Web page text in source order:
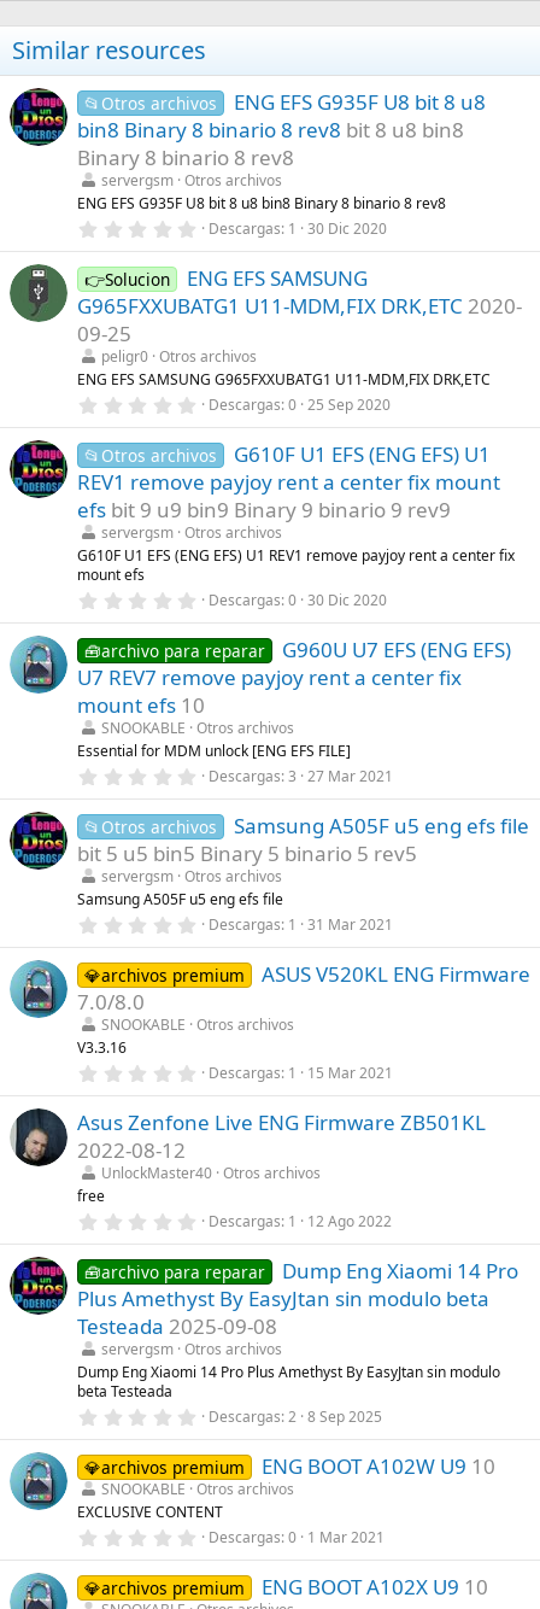
Similar resources
📂Otros archivos
ENG EFS G935F U8 bit 8 u8
bin8 Binary 8 binario 8 rev8 bit 8 u8 bin8
Binary 8 binario 8 rev8
servergsm Otros archivos
ENG EFS G935F U8 bit 8 u8 bin8 Binary 8 binario 8 rev8
0
0
e
s
e
l
a
(
s
)
Descargas 1 30 Dic 2020
👉Solucion
ENG EFS SAMSUNG
G965FXXUBATG1 U11-MDM,FIX DRK,ETC 2020-
09-25
peligr0 Otros archivos
ENG EFS SAMSUNG G965FXXUBATG1 U11-MDM,FIX DRK,ETC
0
0
e
s
t
r
e
l
s
)
Descargas 0 25 Sep 2020
📂Otros archivos
G610F U1 EFS (ENG EFS) U1
REV1 remove payjoy rent a center fix mount
efs bit 9 u9 bin9 Binary 9 binario 9 rev9
servergsm Otros archivos
G610F U1 EFS (ENG EFS) U1 REV1 remove payjoy rent a center fix
mount efs
0
0
e
s
t
r
e
l
a
(
s
)
Descargas 0 30 Dic 2020
🧰archivo para reparar
G960U U7 EFS (ENG EFS)
U7 REV7 remove payjoy rent a center fix
mount efs 10
SNOOKABLE
Otros archivos
Essential for MDM unlock [ENG EFS FILE]
0
0
e
s
t
r
e
l
a
(
s
Descargas 3 27 Mar 2021
📂Otros archivos
Samsung A505F u5 eng efs file
bit 5 u5 bin5 Binary 5 binario 5 rev5
servergsm Otros archivos
Samsung A505F u5 eng efs file
0
0
e
t
l
(
Descargas 1 31 Mar 2021
💎archivos premium
ASUS V520KL ENG Firmware
7.0/8.0
SNOOKABLE
Otros archivos
V3.3.16
0
0
t
l
a
(
s
)
Descargas 1 15 Mar 2021
Asus Zenfone Live ENG Firmware ZB501KL
2022-08-12
UnlockMaster40 Otros archivos
free
0
0
e
s
t
r
e
s
)
Descargas 1 12 Ago 2022
🧰archivo para reparar
Dump Eng Xiaomi 14 Pro
Plus Amethyst By EasyJtan sin modulo beta
Testeada 2025-09-08
servergsm Otros archivos
Dump Eng Xiaomi 14 Pro Plus Amethyst By EasyJtan sin modulo
beta Testeada
0
0
e
s
t
r
l
l
a
Descargas 2 8 Sep 2025
💎archivos premium ENG BOOT A102W U9 10
SNOOKABLE
Otros archivos
EXCLUSIVE CONTENT
0
0
e
Descargas 0 1 Mar 2021
💎archivos premium ENG BOOT A102X U9 10